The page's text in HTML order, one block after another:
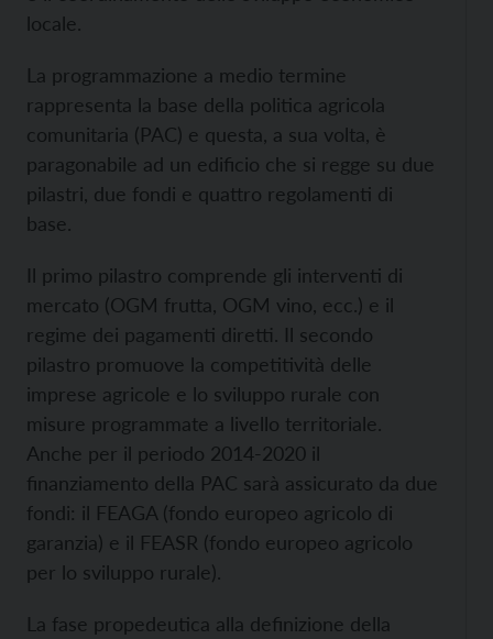
locale.
La programmazione a medio termine
rappresenta la base della politica agricola
comunitaria (PAC) e questa, a sua volta, è
paragonabile ad un edificio che si regge su due
pilastri, due fondi e quattro regolamenti di
base.
Il primo pilastro comprende gli interventi di
mercato (OGM frutta, OGM vino, ecc.) e il
regime dei pagamenti diretti. Il secondo
pilastro promuove la competitività delle
imprese agricole e lo sviluppo rurale con
misure programmate a livello territoriale.
Anche per il periodo 2014-2020 il
finanziamento della PAC sarà assicurato da due
fondi: il FEAGA (fondo europeo agricolo di
garanzia) e il FEASR (fondo europeo agricolo
per lo sviluppo rurale).
La fase propedeutica alla definizione della